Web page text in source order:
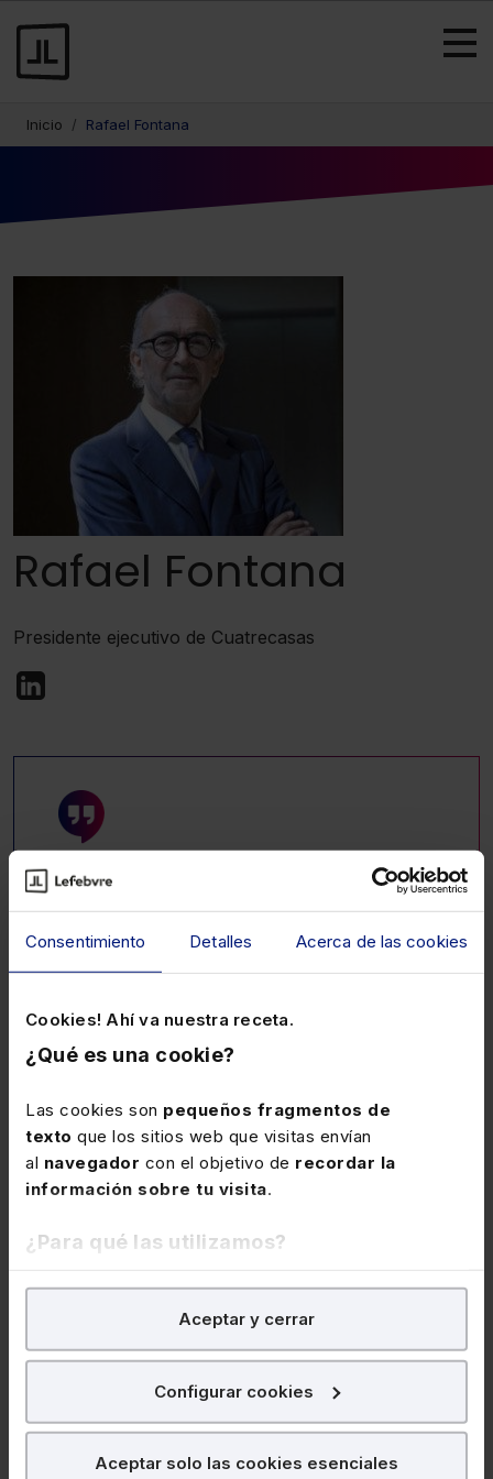
Consentimiento Detalles Acerca de las cookies
Cookies! Ahí va nuestra receta.
¿Qué es una cookie?
Las cookies son pequeños fragmentos de
texto que los sitios web que visitas envían
al navegador con el objetivo de recordar la
información sobre tu visita.
¿Para qué las utilizamos?
En Lefebvre utilizamos las cookies confines
para tratar demejorar tu experiencia
nuestra página web. También con fines publicitarios,
¿Qué puedes hacer?
Aceptar y cerrar
Configurar cookies
Aceptar solo las cookies esenciales
Inicio Rafael Fontana
Rafael Fontana
Presidente ejecutivo de Cuatrecasas
Fíjate que nosotros tengamos el monopolio
mejor un ingeniero te va a defender mejor
que un abogado. ¿Qué derecho me da tener
ese monopolio? Si se acaba con el
acabar con el de los abogados, costará más
Partners